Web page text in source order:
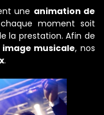
une animation de
moment soit
la prestation. Afin de
musicale, nos
.